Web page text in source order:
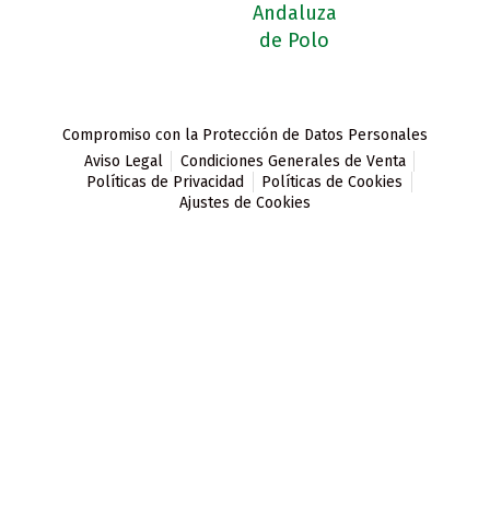
Compromiso con la Protección de Datos Personales
Aviso Legal
Condiciones Generales de Venta
Políticas de Privacidad
Políticas de Cookies
Ajustes de Cookies